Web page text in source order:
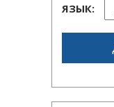
ЯЗЫК: